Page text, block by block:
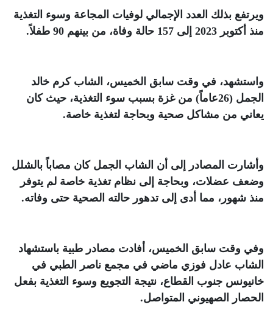
ويرتفع بذلك العدد الإجمالي لوفيات المجاعة وسوء التغذية
منذ أكتوبر 2023 إلى 157 حالة وفاة، من بينهم 90 طفلاً
.
واستشهد، في وقت سابق الخميس، الشاب كرم خالد
الجمل (26عاماً) من غزة بسبب سوء التغذية، حيث كان
يعاني من مشاكل صحية وبحاجة لتغذية خاصة.
وأشارت المصادر إلى أن الشاب الجمل كان مصاباً بالشلل
وضعف عضلات، وبحاجة إلى نظام تغذية خاصة لم يتوفر
منذ شهور، مما أدى إلى تدهور حالته الصحية حتى وفاته.
وفي وقت سابق الخميس، أفادت مصادر طبية باستشهاد
الشاب عادل فوزي ماضي في مجمع ناصر الطبي في
خانيونس جنوب القطاع، نتيجة التجويع وسوء التغذية بفعل
الحصار الصهيوني المتواصل.